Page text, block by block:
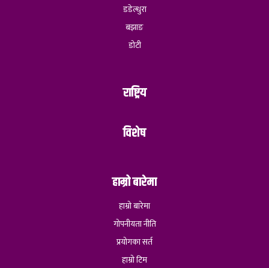
डडेल्धुरा
बझाङ
डोटी
राष्ट्रिय
विशेष
हाम्रो बारेमा
हाम्रो बारेमा
गोपनीयता नीति
प्रयोगका सर्त
हाम्रो टिम